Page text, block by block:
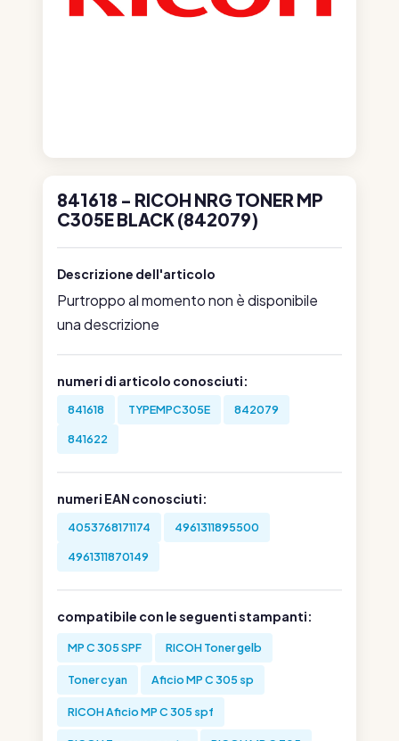
841618 - RICOH NRG TONER MP
C305E BLACK (842079)
Descrizione dell'articolo
Purtroppo al momento non è disponibile
una descrizione
numeri di articolo conosciuti:
841618 TYPEMPC305E 842079
841622
numeri EAN conosciuti:
4053768171174 4961311895500
4961311870149
compatibile con le seguenti stampanti:
MP C 305 SPF RICOH Toner gelb
Toner cyan Aficio MP C 305 sp
RICOH Aficio MP C 305 spf